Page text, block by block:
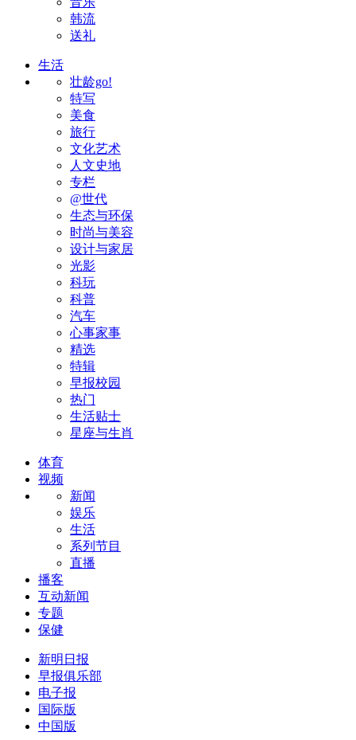
韩流
送礼
生活
壮龄go!
特写
美食
旅行
文化艺术
人文史地
专栏
@世代
生态与环保
时尚与美容
设计与家居
光影
科玩
科普
汽车
心事家事
精选
特辑
早报校园
热门
生活贴士
星座与生肖
体育
视频
新闻
娱乐
生活
系列节目
直播
播客
互动新闻
专题
保健
新明日报
早报俱乐部
电子报
国际版
中国版